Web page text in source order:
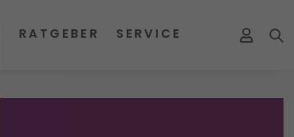
RATGEBER SERVICE